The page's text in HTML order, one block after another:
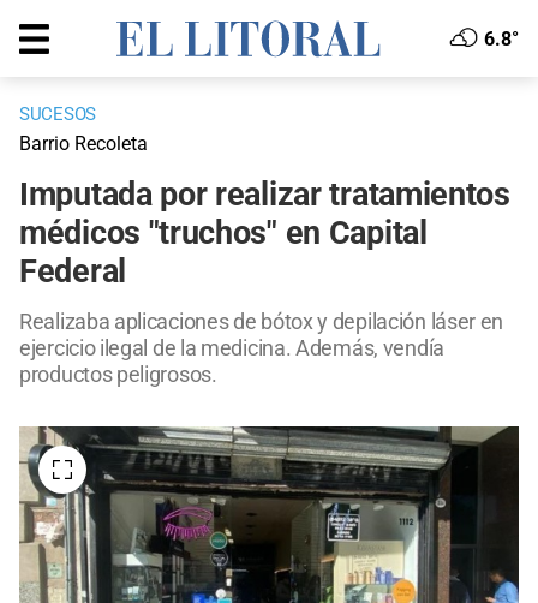
6.8°
SUCESOS
Barrio Recoleta
Imputada por realizar tratamientos
médicos "truchos" en Capital
Federal
Realizaba aplicaciones de bótox y depilación láser en
ejercicio ilegal de la medicina. Además, vendía
productos peligrosos.